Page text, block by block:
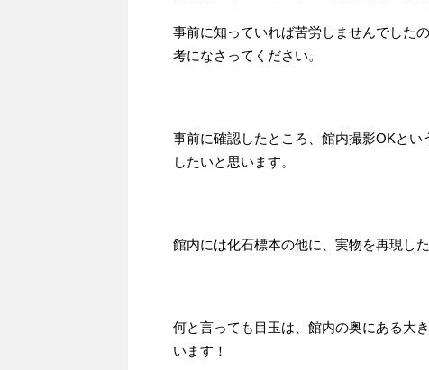
事前に知っていれば苦労しませんでした
考になさってください。
事前に確認したところ、館内撮影OKと
したいと思います。
館内には化石標本の他に、実物を再現し
何と言っても目玉は、館内の奥にある大
います！